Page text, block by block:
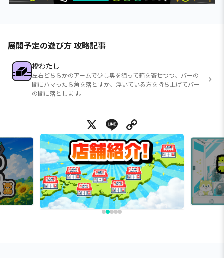
展開予定の遊び方 攻略記事
橋わたし
左右どちらかのアームで少し奥を狙って箱を寄せつつ、バーの
間にハマったら角を落とすか、浮いている方を持ち上げてバー
の間に落とします。
X Line